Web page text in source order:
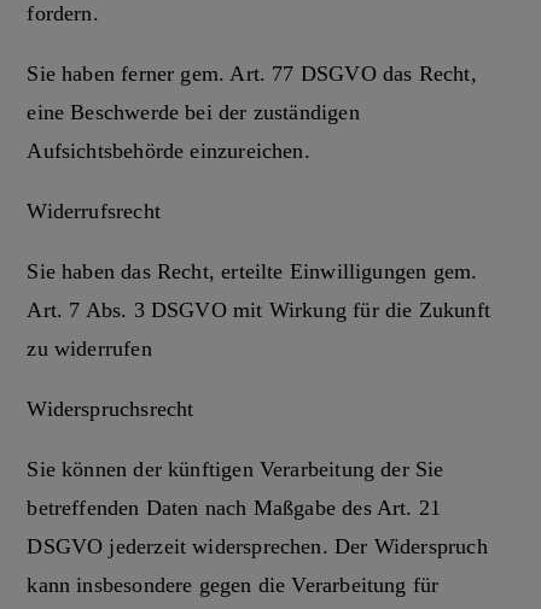
fordern.
Sie haben ferner gem. Art. 77 DSGVO das Recht,
eine Beschwerde bei der zuständigen
Aufsichtsbehörde einzureichen.
Widerrufsrecht
Sie haben das Recht, erteilte Einwilligungen gem.
Art. 7 Abs. 3 DSGVO mit Wirkung für die Zukunft
zu widerrufen
Widerspruchsrecht
Sie können der künftigen Verarbeitung der Sie
betreffenden Daten nach Maßgabe des Art. 21
DSGVO jederzeit widersprechen. Der Widerspruch
kann insbesondere gegen die Verarbeitung für